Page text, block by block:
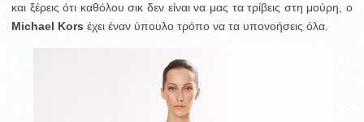
και ξέρεις ότι καθόλου σικ δεν είναι να μας τα τρίβεις στη μούρη, ο
Michael Kors έχει έναν ύπουλο τρόπο να τα υπονοήσεις όλα.